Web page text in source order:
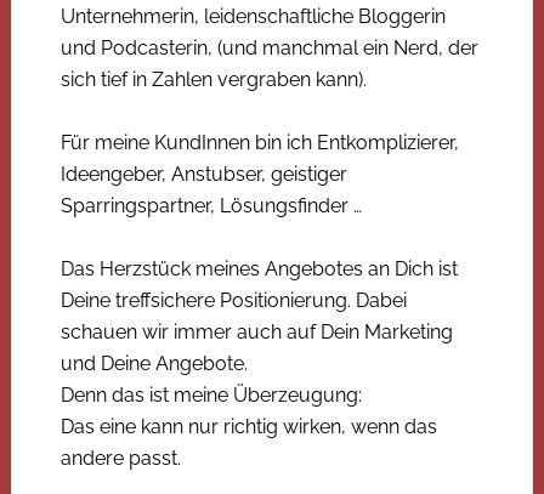
Unternehmerin, leidenschaftliche Bloggerin
und Podcasterin, (und manchmal ein Nerd, der
sich tief in Zahlen vergraben kann).
Für meine KundInnen bin ich Entkomplizierer,
Ideengeber, Anstubser, geistiger
Sparringspartner, Lösungsfinder …
Das Herzstück meines Angebotes an Dich ist
Deine treffsichere Positionierung. Dabei
schauen wir immer auch auf Dein Marketing
und Deine Angebote.
Denn das ist meine Überzeugung:
Das eine kann nur richtig wirken, wenn das
andere passt.